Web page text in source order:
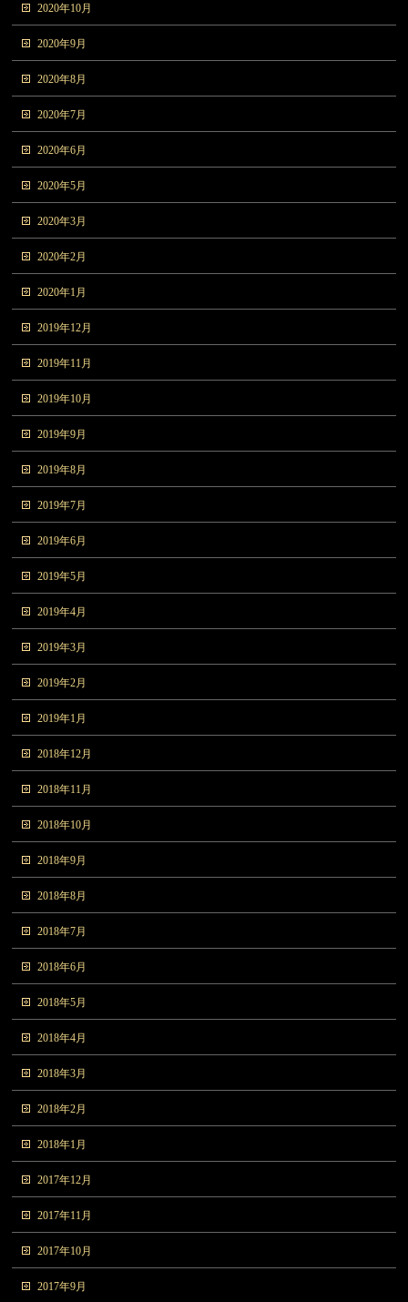
2020年10月
2020年9月
2020年8月
2020年7月
2020年6月
2020年5月
2020年3月
2020年2月
2020年1月
2019年12月
2019年11月
2019年10月
2019年9月
2019年8月
2019年7月
2019年6月
2019年5月
2019年4月
2019年3月
2019年2月
2019年1月
2018年12月
2018年11月
2018年10月
2018年9月
2018年8月
2018年7月
2018年6月
2018年5月
2018年4月
2018年3月
2018年2月
2018年1月
2017年12月
2017年11月
2017年10月
2017年9月